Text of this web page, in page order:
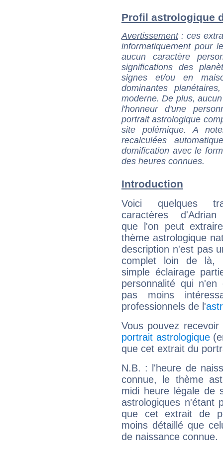
Profil astrologique
Avertissement: ces
informatiquement pour
aucun caractère
significations des
signes et/ou en
dominantes
moderne. De plus,
l'honneur d'une
portrait astrologique
site polémique. A
recalculées
domification avec le
des heures connues.
Introduction
Voici quelques
caractères d'Adrian
que l'on peut
thème astrologique
description n'est pas
complet loin de là,
simple éclairage
personnalité qui n'en
pas moins
professionnels de l'
Vous pouvez
portrait astrologique
que cet extrait du
N.B. : l'heure de
connue, le thème
midi heure légale de
astrologiques n'étant
que cet extrait de
moins détaillé que
de naissance connue.